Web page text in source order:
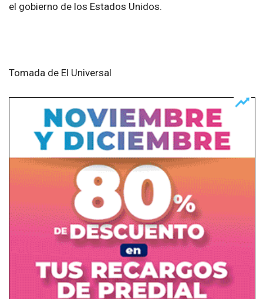
el gobierno de los Estados Unidos.
Tomada de El Universal